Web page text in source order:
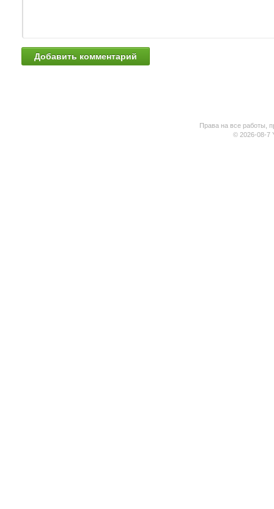
Права на все работы,
© 2026-08-7